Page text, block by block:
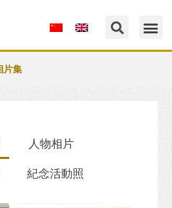
片集
人物相片
紀念活動照